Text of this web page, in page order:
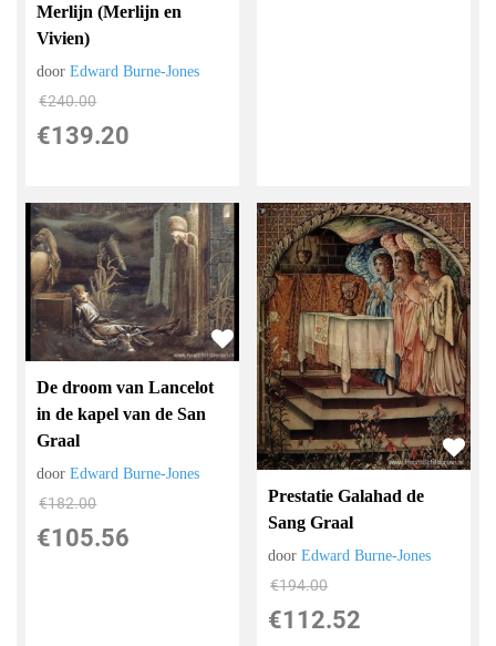
Merlijn (Merlijn en
Vivien)
doorEdward Burne-Jones
€240.00
€139.20
De droom van Lancelot
in de kapel van de San
Graal
doorEdward Burne-Jones
€182.00
€105.56
Prestatie Galahad de
Sang Graal
doorEdward Burne-Jones
€194.00
€112.52